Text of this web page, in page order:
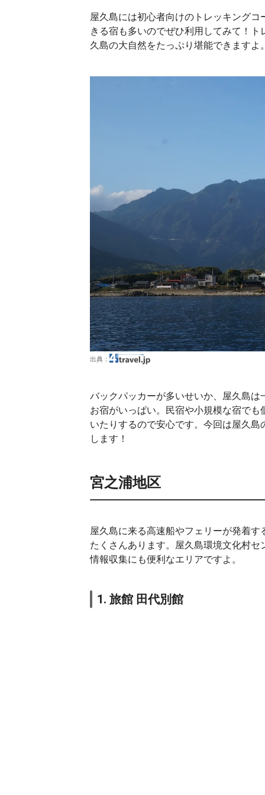
屋久島には初心者向けのトレッキング
きる宿も多いのでぜひ利用してみて！
久島の大自然をたっぷり堪能できますよ
出典：
バックパッカーが多いせいか、屋久島
お宿がいっぱい。民宿や小規模な宿で
いたりするので安心です。今回は屋久
します！
宮之浦地区
屋久島に来る高速船やフェリーが発着
たくさんあります。屋久島環境文化村
情報収集にも便利なエリアですよ。
1. 旅館 田代別館